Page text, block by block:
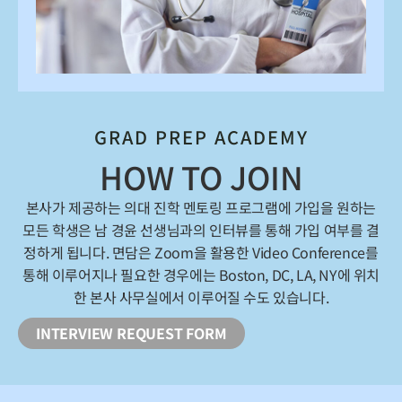
GRAD PREP ACADEMY
HOW TO JOIN
본사가 제공하는 의대 진학 멘토링 프로그램에 가입을 원하는
모든 학생은 남 경윤 선생님과의 인터뷰를 통해 가입 여부를 결
정하게 됩니다. 면담은 Zoom을 활용한 Video Conference를
통해 이루어지나 필요한 경우에는 Boston, DC, LA, NY에 위치
한 본사 사무실에서 이루어질 수도 있습니다.
INTERVIEW REQUEST FORM